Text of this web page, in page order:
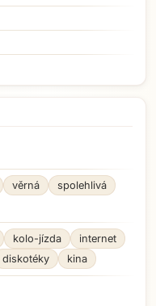
věrná
spolehlivá
kolo-jízda
internet
diskotéky kina